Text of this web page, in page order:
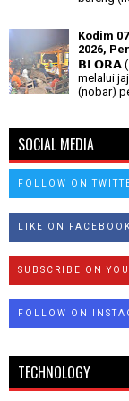
Kodim
2026,
𝗕𝗟𝗢𝗥𝗔 (
melalui
(nobar)
SOCIAL MEDIA
FOLLOW ON
LIKE ON FACEBOOK
SUBSCRIBE ON
FOLLOW ON
TECHNOLOGY